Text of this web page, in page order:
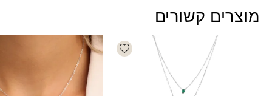
מוצרים קשורים
Add wishlist